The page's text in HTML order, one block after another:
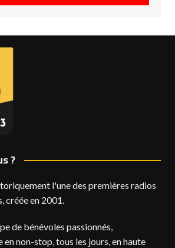
?
l'une des premières radios
créée en 2001.
de bénévoles passionnés,
non-stop, tous les jours, en haute